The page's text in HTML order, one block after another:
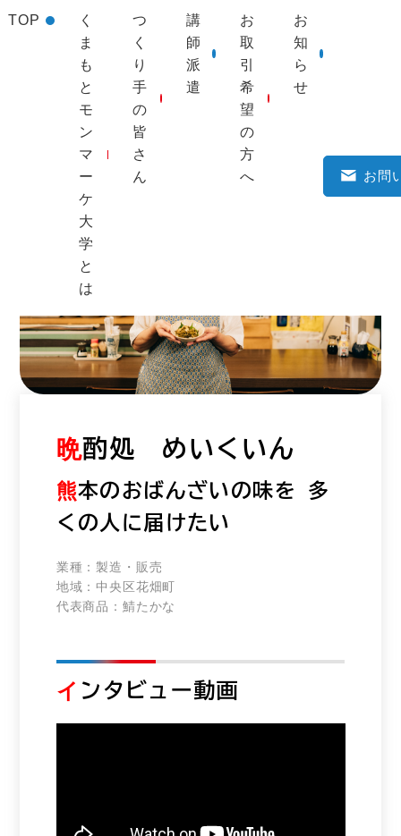
TOP
く
ま
も
と
モ
ン
マ
ー
ケ
大
学
と
は
つ
く
り
手
の
皆
さ
ん
講
師
派
遣
お
取
引
希
望
の
方
へ
お
知
ら
せ
お問
つくり手一覧
晩酌処 めいくいん
熊本のおばんざいの味を 多
くの人に届けたい
業種：製造・販売
地域：中央区花畑町
代表商品： 鯖たかな
イ ンタビュー動画